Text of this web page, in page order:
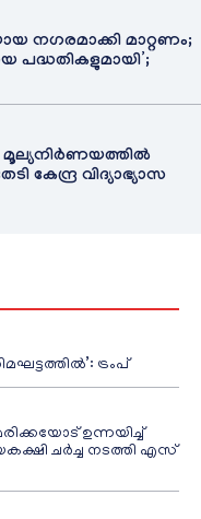
നഗരമാക്കി മാറ്റണം;
പദ്ധതികളുമായി’;
മൂല്യനിർണയത്തിൽ
കേന്ദ്ര വിദ്യാഭ്യാസ
ട്രംപ്
ഉന്നയിച്ച്
ചർച്ച നടത്തി എസ്